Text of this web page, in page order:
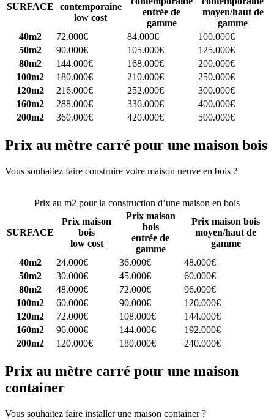
SURFACE
contemporaine
low cost
entrée de
gamme
moyen/haut de
gamme
40m2
72.000€ 84.000€
100.000€
50m2
90.000€ 105.000€
125.000€
80m2
144.000€ 168.000€
200.000€
100m2
180.000€ 210.000€
250.000€
120m2
216.000€ 252.000€
300.000€
160m2
288.000€ 336.000€
400.000€
200m2
360.000€ 420.000€ 500.000€
Prix au mètre carré pour une maison bois
Vous souhaitez faire construire votre maison neuve en bois ?
Prix au m2 pour la construction d’une maison en bois
SURFACE
Prix maison
bois
low cost
Prix maison
bois
entrée de
gamme
Prix maison bois
moyen/haut de
gamme
40m2
24.000€ 36.000€
48.000€
50m2
30.000€ 45.000€
60.000€
80m2
48.000€ 72.000€
96.000€
100m2
60.000€ 90.000€
120.000€
120m2
72.000€ 108.000€
144.000€
160m2
96.000€ 144.000€
192.000€
200m2
120.000€ 180.000€ 240.000€
Prix au mètre carré pour une maison
container
Vous souhaitez faire installer une maison container ?